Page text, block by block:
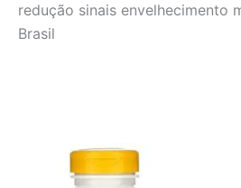
redução sinais envelhecimento
Brasil